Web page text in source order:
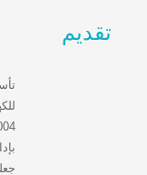
تقديم